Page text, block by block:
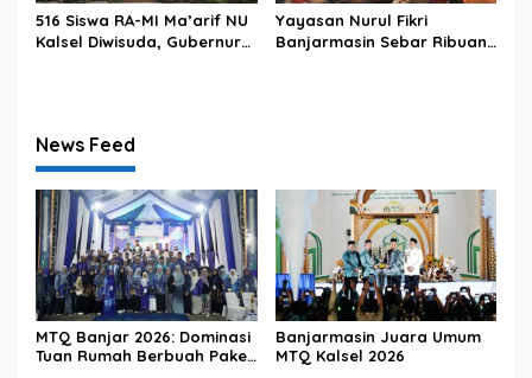
516 Siswa RA-MI Ma’arif NU
Kalsel Diwisuda, Gubernur
Yayasan Nurul Fikri
Banjarmasin Sebar Ribuan
News Feed
MTQ Banjar 2026: Dominasi
Tuan Rumah Berbuah Paket
Banjarmasin Juara Umum
MTQ Kalsel 2026